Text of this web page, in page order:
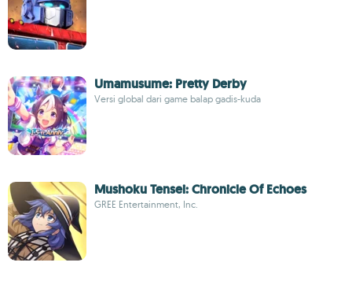
Umamusume: Pretty Derby
Versi global dari game balap gadis-kuda
Mushoku Tensei: Chronicle Of Echoes
GREE Entertainment, Inc.